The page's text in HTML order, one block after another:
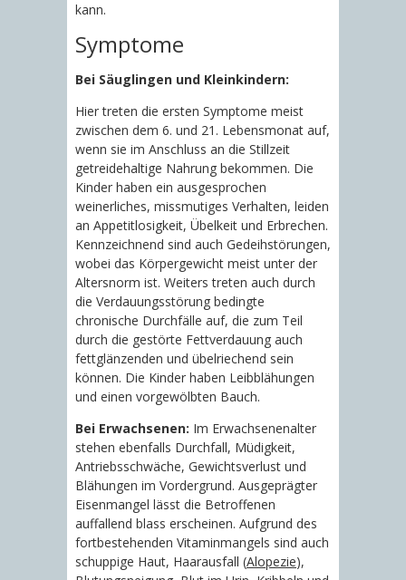
kann.
Symptome
Bei Säuglingen und Kleinkindern:
Hier treten die ersten Symptome meist
zwischen dem 6. und 21. Lebensmonat auf,
wenn sie im Anschluss an die Stillzeit
getreidehaltige Nahrung bekommen. Die
Kinder haben ein ausgesprochen
weinerliches, missmutiges Verhalten, leiden
an Appetitlosigkeit, Übelkeit und Erbrechen.
Kennzeichnend sind auch Gedeihstörungen,
wobei das Körpergewicht meist unter der
Altersnorm ist. Weiters treten auch durch
die Verdauungsstörung bedingte
chronische Durchfälle auf, die zum Teil
durch die gestörte Fettverdauung auch
fettglänzenden und übelriechend sein
können. Die Kinder haben Leibblähungen
und einen vorgewölbten Bauch.
Bei Erwachsenen: Im Erwachsenenalter
stehen ebenfalls Durchfall, Müdigkeit,
Antriebsschwäche, Gewichtsverlust und
Blähungen im Vordergrund. Ausgeprägter
Eisenmangel lässt die Betroffenen
auffallend blass erscheinen. Aufgrund des
fortbestehenden Vitaminmangels sind auch
schuppige Haut, Haarausfall (Alopezie),